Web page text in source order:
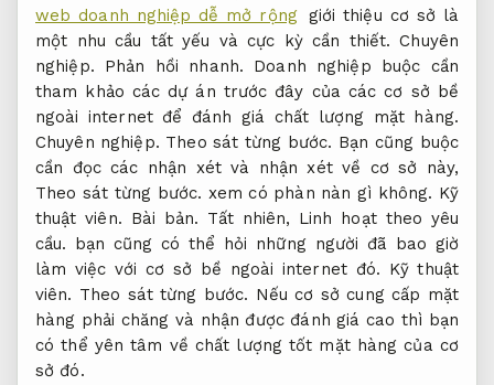
web doanh nghiệp dễ mở rộng giới thiệu cơ sở là
một nhu cầu tất yếu và cực kỳ cần thiết.Chuyên
nghiệp.
Phản hồi nhanh. Doanh nghiệp buộc cần
tham khảo các dự án trước đây của các cơ sở bề
ngoài internet để đánh giá chất lượng mặt hàng.
Chuyên nghiệp. Theo sát từng bước. Bạn cũng buộc
cần đọc các nhận xét và nhận xét về cơ sở này,
Theo sát từng bước. xem có phàn nàn gì không. Kỹ
thuật viên. Bài bản. Tất nhiên, Linh hoạt theo yêu
cầu. bạn cũng có thể hỏi những người đã bao giờ
làm việc với cơ sở bề ngoài internet đó. Kỹ thuật
viên. Theo sát từng bước. Nếu cơ sở cung cấp mặt
hàng phải chăng và nhận được đánh giá cao thì bạn
có thể yên tâm về chất lượng tốt mặt hàng của cơ
sở đó.